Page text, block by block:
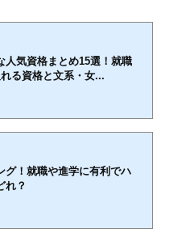
人気資格まとめ15選！就職
る資格と文系・女...
。今回は、大学生に人気の就職で役立つ資格
系やIT系など様々な資格が存在します。ぜひ
ください。英語系資格近年、グローバル化が
されるようになってきました。外資系企業に
、一定以上の英語力は就職でも役立...
グ！就職や進学に有利でハ
れ？